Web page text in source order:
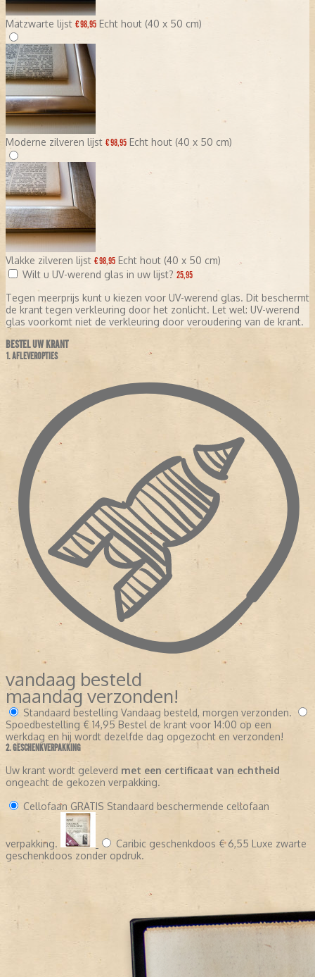
Matzwarte lijst € 98,95 Echt hout (40 x 50 cm)
Moderne zilveren lijst € 98,95 Echt hout (40 x 50 cm)
Vlakke zilveren lijst € 98,95 Echt hout (40 x 50 cm)
Wilt u UV-werend glas in uw lijst? 25,95
Tegen meerprijs kunt u kiezen voor UV-werend glas. Dit beschermt
de krant tegen verkleuring door het zonlicht. Let wel: UV-werend
glas voorkomt niet de verkleuring door veroudering van de krant.
BESTEL UW KRANT
1. AFLEVEROPTIES
vandaag besteld
maandag verzonden!
Standaard bestelling Vandaag besteld, morgen verzonden.
Spoedbestelling € 14,95 Bestel de krant voor 14:00 op een
werkdag en hij wordt dezelfde dag opgezocht en verzonden!
2. GESCHENKVERPAKKING
Uw krant wordt geleverd met een certificaat van echtheid
ongeacht de gekozen verpakking.
Cellofaan GRATIS Standaard beschermende cellofaan
verpakking. Caribic geschenkdoos € 6,55 Luxe zwarte
geschenkdoos zonder opdruk.